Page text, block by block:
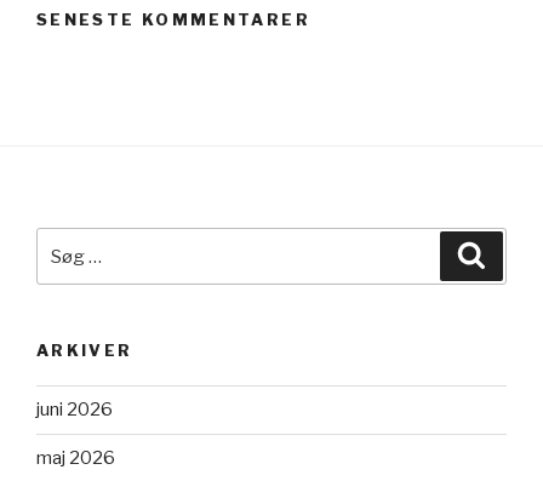
SENESTE KOMMENTARER
efter:
ARKIVER
juni 2026
maj 2026